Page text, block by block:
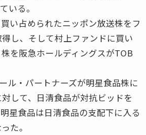
いる。
い占められたニッポン放送株をフ
し、そして村上ファンドに買い
を阪急ホールディングスがTOB
ル・パートナーズが明星食品株に
して、日清食品が対抗ビッドを
星食品は日清食品の支配下に入る
た。